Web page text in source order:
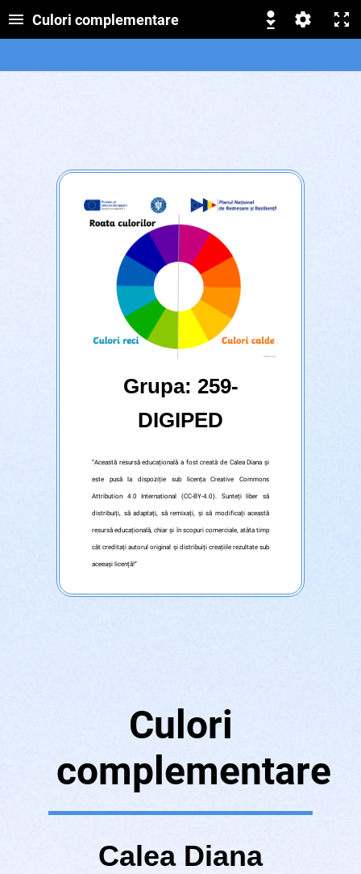
Culori complementare
Grupa: 259-
DIGIPED
“Această resursă educațională a fost creată de Calea Diana și
este pusă la dispoziție sub licența Creative Commons
Attribution 4.0 International (CC-BY-4.0). Sunteți liber să
distribuiți, să adaptați, să remixați, și să modificați această
resursă educațională, chiar și în scopuri comerciale, atâta timp
cât creditați autorul original și distribuiți creațiile rezultate sub
aceeași licență!”
Culori
complementare
Calea Diana